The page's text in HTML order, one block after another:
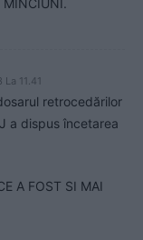
MINCIUNI.
11.41
retrocedărilor
a dispus încetarea
A FOST SI MAI